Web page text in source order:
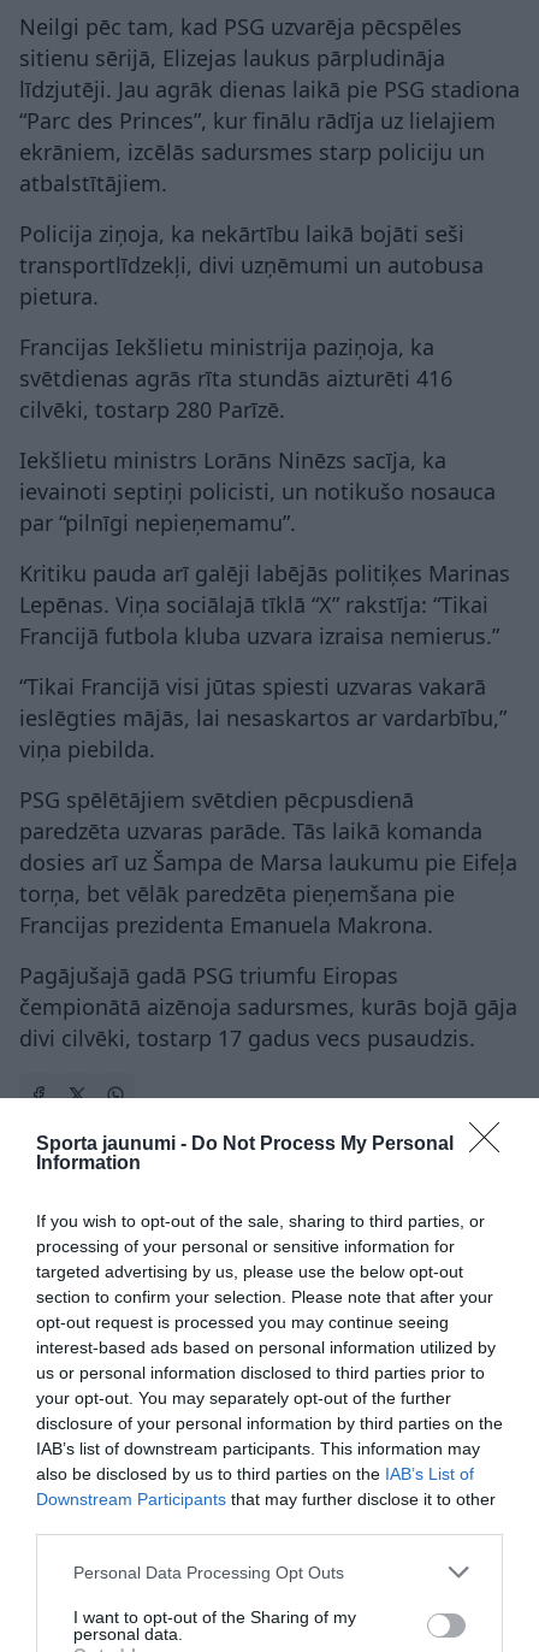
Sporta jaunumi - Do Not Process My Personal
Information
If you wish to opt-out of the sale, sharing to third parties, or
processing of your personal or sensitive information for
targeted advertising by us, please use the below opt-out
section to confirm your selection. Please note that after your
opt-out request is processed you may continue seeing
interest-based ads based on personal information utilized by
us or personal information disclosed to third parties prior to
your opt-out. You may separately opt-out of the further
disclosure of your personal information by third parties on the
IAB’s list of downstream participants. This information may
also be disclosed by us to third parties on the IAB’s List of
Downstream Participants that may further disclose it to other
Please note that this website/app uses one or more Google
not limited to your visit or usage behaviour. You may click to
grant or deny consent to Google and its third-party tags to
Personal Data Processing Opt Outs
I want to opt-out of the Sharing of my
personal data.
Neilgi pēc tam, kad PSG uzvarēja pēcspēles
sitienu sērijā, Elizejas laukus pārpludināja
līdzjutēji. Jau agrāk dienas laikā pie PSG stadiona
“Parc des Princes”, kur finālu rādīja uz lielajiem
ekrāniem, izcēlās sadursmes starp policiju un
atbalstītājiem.
Policija ziņoja, ka nekārtību laikā bojāti seši
transportlīdzekļi, divi uzņēmumi un autobusa
pietura.
Francijas Iekšlietu ministrija paziņoja, ka
svētdienas agrās rīta stundās aizturēti 416
cilvēki, tostarp 280 Parīzē.
Iekšlietu ministrs Lorāns Ninēzs sacīja, ka
ievainoti septiņi policisti, un notikušo nosauca
par “pilnīgi nepieņemamu”.
Kritiku pauda arī galēji labējās politiķes Marinas
Lepēnas. Viņa sociālajā tīklā “X” rakstīja: “Tikai
Francijā futbola kluba uzvara izraisa nemierus.”
“Tikai Francijā visi jūtas spiesti uzvaras vakarā
ieslēgties mājās, lai nesaskartos ar vardarbību,”
viņa piebilda.
PSG spēlētājiem svētdien pēcpusdienā
paredzēta uzvaras parāde. Tās laikā komanda
dosies arī uz Šampa de Marsa laukumu pie Eifeļa
torņa, bet vēlāk paredzēta pieņemšana pie
Francijas prezidenta Emanuela Makrona.
Pagājušajā gadā PSG triumfu Eiropas
čempionātā aizēnoja sadursmes, kurās bojā gāja
divi cilvēki, tostarp 17 gadus vecs pusaudzis.
futbols
CITS NO ŠĪS TĒMAS
RFS cieš zaudējumu Čehijā – mājup ar
divu vārtu robu
“Pretī nav ne Mančestras “City”, ne
“Barcelona”!” Raivis Jurkovskis par
“Riga” aizsardzību un izredzēm Eiropas
kausos
“Riga” izsaiņo ungāru dāvanu spēles
sākumā, taču neizmanto iespējas
nostiprināt pārsvaru pirms atbildes